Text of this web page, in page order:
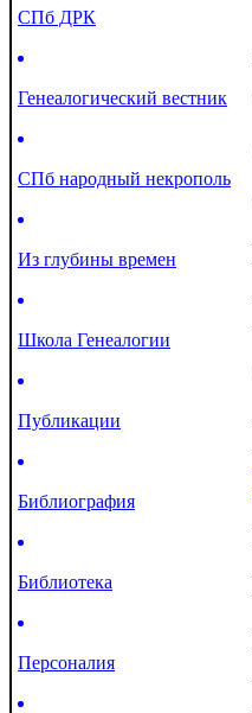
СПб ДРК
Генеалогический вестник
СПб народный некрополь
Из глубины времен
Школа Генеалогии
Публикации
Библиография
Библиотека
Персоналия